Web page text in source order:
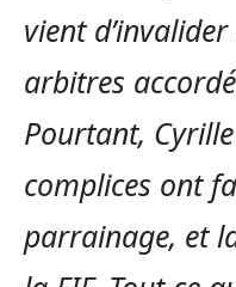
vient
arbitres
Pourtant,
complices ont
parrainage, et